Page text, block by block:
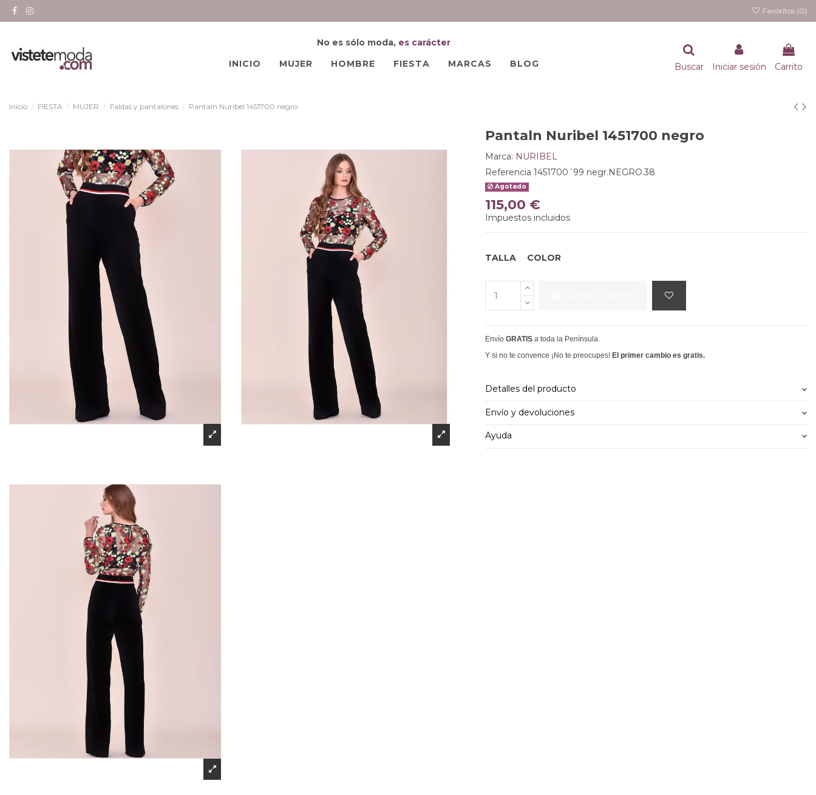
Favoritos (0)
No es sólo moda, es carácter
INICIO
MUJER HOMBRE FIESTA MARCAS BLOG Buscar Iniciar sesión Carrito
Inicio FIESTA MUJER Faldas y pantalones Pantaln Nuribel 1451700 negro
Pantaln Nuribel 1451700 negro
Marca: NURIBEL
Referencia 1451700´99 negr.NEGRO.38
Agotado
115,00 €
Impuestos incluidos
TALLA COLOR
Envío GRATIS a toda la Península.
Y si no te convence ¡No te preocupes! El primer cambio es gratis.
Detalles del producto
Envío y devoluciones
Ayuda